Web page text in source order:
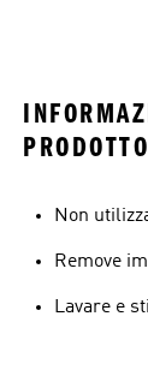
PRODOTTO
Non
Remove
Lavare e